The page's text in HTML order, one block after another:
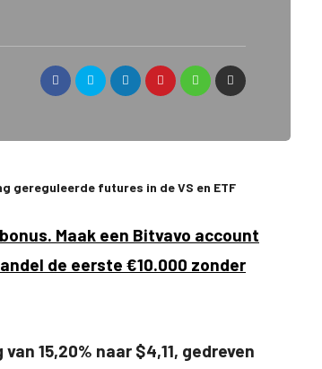
gereguleerde futures in de VS en ETF
Maak een Bitvavo account
de eerste €10.000 zonder
15,20% naar $4,11, gedreven